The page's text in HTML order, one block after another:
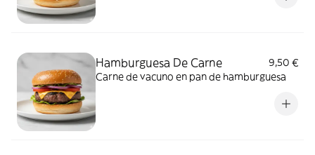
Hamburguesa De Carne
9,50 €
Carne de vacuno en pan de hamburguesa